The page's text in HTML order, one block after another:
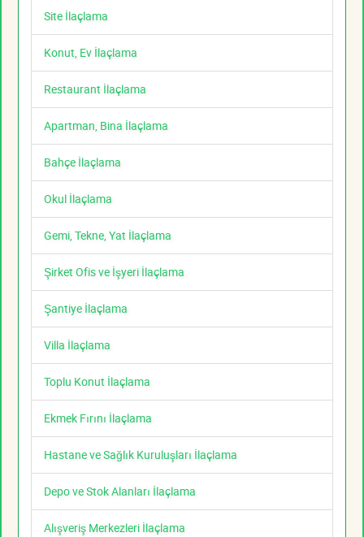
Site İlaçlama
Konut, Ev İlaçlama
Restaurant İlaçlama
Apartman, Bina İlaçlama
Bahçe İlaçlama
Okul İlaçlama
Gemi, Tekne, Yat İlaçlama
Şirket Ofis ve İşyeri İlaçlama
Şantiye İlaçlama
Villa İlaçlama
Toplu Konut İlaçlama
Ekmek Fırını İlaçlama
Hastane ve Sağlık Kuruluşları İlaçlama
Depo ve Stok Alanları İlaçlama
Alışveriş Merkezleri İlaçlama